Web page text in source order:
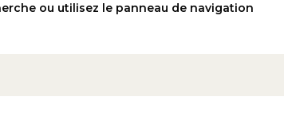
ou utilisez le panneau de navigation